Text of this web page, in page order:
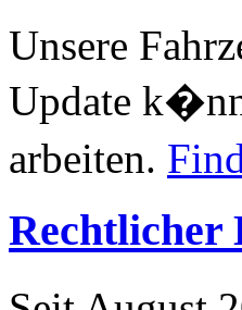
Unsere
Update
arbeiten.
Rechtlicher